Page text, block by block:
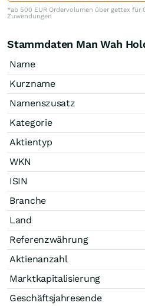
*ab 500 EUR Ordervolumen über gettex
Zuwendungen
Stammdaten Man Wah
Name
Kurzname
Namenszusatz
Kategorie
Aktientyp
WKN
ISIN
Branche
Land
Referenzwährung
Aktienanzahl
Marktkapitalisierung
Geschäftsjahresende